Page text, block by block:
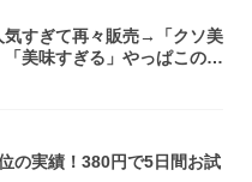
気すぎて再々販売→「クソ美
「美味すぎる」やっぱこのク
の実績！380円で5日間お試